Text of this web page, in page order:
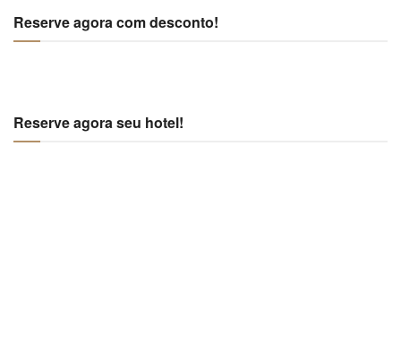
Reserve agora com desconto!
Reserve agora seu hotel!